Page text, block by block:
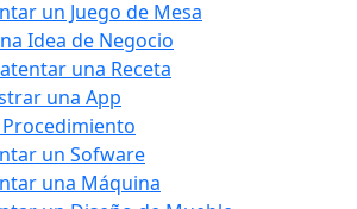
un Juego de Mesa
Idea de Negocio
una Receta
una App
un Sofware
una Máquina